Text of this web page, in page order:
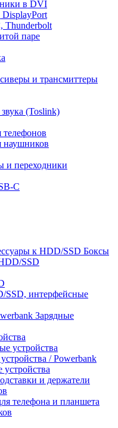
в DVI
Thunderbolt
паре
и трансмиттеры
(Toslink)
телефонов
наушников
и переходники
C
Боксы
SSD
SSD, интерфейсные
Зарядные
устройства
/ Powerbank
и держатели
телефона и планшета